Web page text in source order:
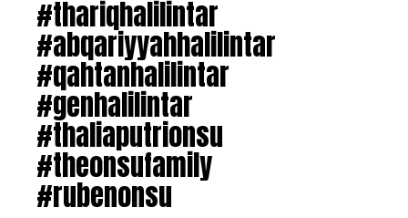
#thariqhalilintar
#abqariyyahhalilintar
#qahtanhalilintar
#genhalilintar
#thaliaputrionsu
#theonsufamily
#rubenonsu